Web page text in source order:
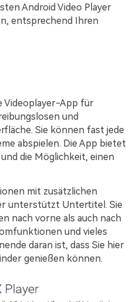
Android Video Player
entsprechend Ihren
Videoplayer-App für
und
Sie können fast jede
abspielen. Die App bietet
die Möglichkeit, einen
mit zusätzlichen
unterstützt Untertitel. Sie
nach vorne als auch nach
und vieles
daran ist, dass Sie hier
genießen können.